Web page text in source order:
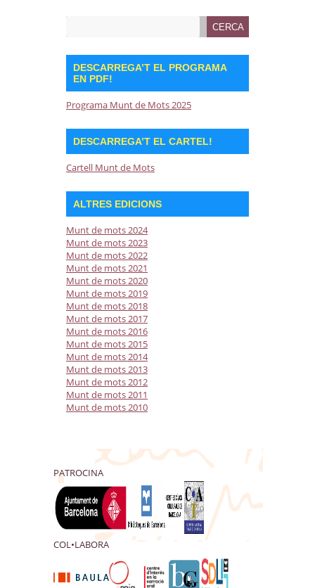
DESCARREGA’T EL PROGRAMA
EN PDF!
Programa Munt de Mots 2025
DESCARREGA’T EL CARTEL!
Cartell Munt de Mots
ALTRES EDICIONS
Munt de mots 2024
Munt de mots 2023
Munt de mots 2022
Munt de mots 2021
Munt de mots 2020
Munt de mots 2019
Munt de mots 2018
Munt de mots 2017
Munt de mots 2016
Munt de mots 2015
Munt de mots 2014
Munt de mots 2013
Munt de mots 2012
Munt de mots 2011
Munt de mots 2010
PATROCINA
COL•LABORA